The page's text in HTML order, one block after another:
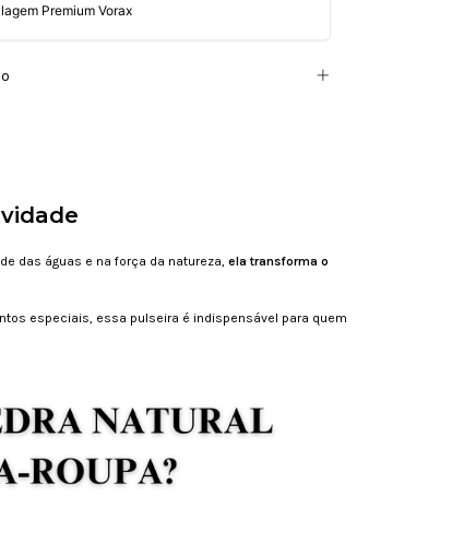
Premium Vorax
das águas e na força da natureza, ela transforma o
especiais, essa pulseira é indispensável para quem